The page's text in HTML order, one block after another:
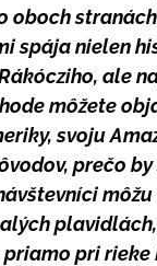
oboch
spája nielen
ale
môžete
svoju
prečo
pri rieke